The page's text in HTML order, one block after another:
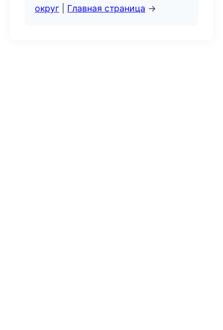
округ
Главная страница →